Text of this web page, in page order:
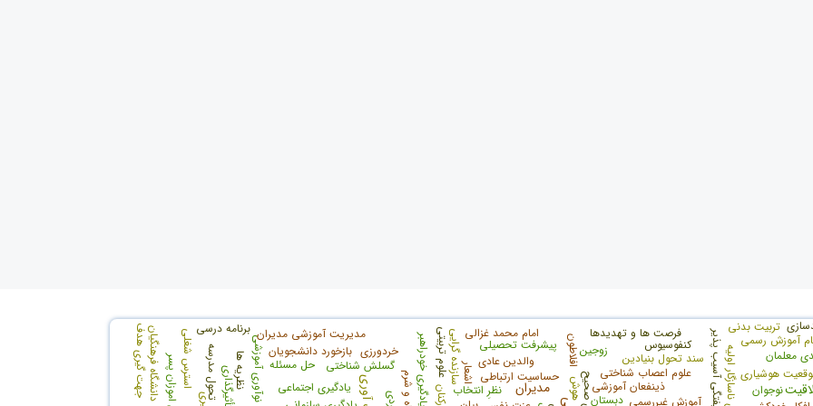
مدیران خودشیفتگی آسیب پذیر
هوشیاری
آموزش غیررسمی کارکنان
ذینفعان آموزشی
یادگیری اجتماعی
حساسیت ارتباطی علوم اعصاب شناختی
نظرِ انتخاب نوآوری آموزشی
دبستان
یادگیری خودراهبر سازنده گرایی گسلش شناختی اشعار تأثیرگذاری
سند تحول بنیادین والدین عادی علوم تربیتی بازخورد دانشجویان افلاطون پیشرفت تحصیلی
امام محمد غزالی
نوجوان
کنفوسیوس استرس شغلی
مدیریت آموزشی مدیران
معلمان
آموزش رسمی فرصت ها و تهدیدها
تحول مدرسه نظریه ها حل مسئله
تربیت بدنی برنامه درسی جهت گیری هدفدانشگاه فرهنگیان هوش
خردورزی زوجين